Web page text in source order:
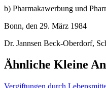
b) Pharmakawerbung und
Bonn, den 29. März 1984
Dr. Jannsen Beck-Oberdorf,
Ähnliche Kleine